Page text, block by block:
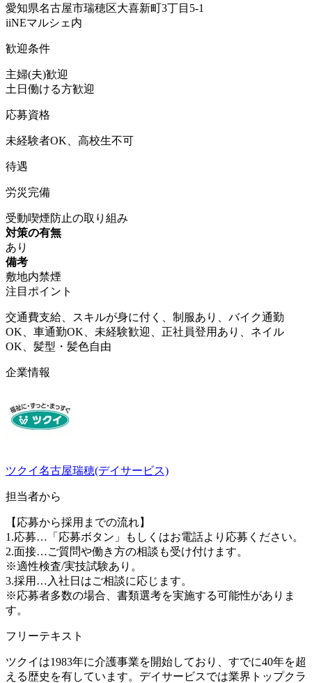
愛知県名古屋市瑞穂区大喜新町3丁目5-1
iiNEマルシェ内
歓迎条件
主婦(夫)歓迎
土日働ける方歓迎
応募資格
未経験者OK、高校生不可
待遇
労災完備
受動喫煙防止の取り組み
対策の有無
あり
備考
敷地内禁煙
注目ポイント
交通費支給、スキルが身に付く、制服あり、バイク通勤
OK、車通勤OK、未経験歓迎、正社員登用あり、ネイル
OK、髪型・髪色自由
企業情報
ツクイ名古屋瑞穂(デイサービス)
担当者から
【応募から採用までの流れ】
1.応募…「応募ボタン」もしくはお電話より応募ください。
2.面接…ご質問や働き方の相談も受け付けます。
※適性検査/実技試験あり。
3.採用…入社日はご相談に応じます。
※応募者多数の場合、書類選考を実施する可能性がありま
す。
フリーテキスト
ツクイは1983年に介護事業を開始しており、すでに40年を超
える歴史を有しています。デイサービスでは業界トップクラ